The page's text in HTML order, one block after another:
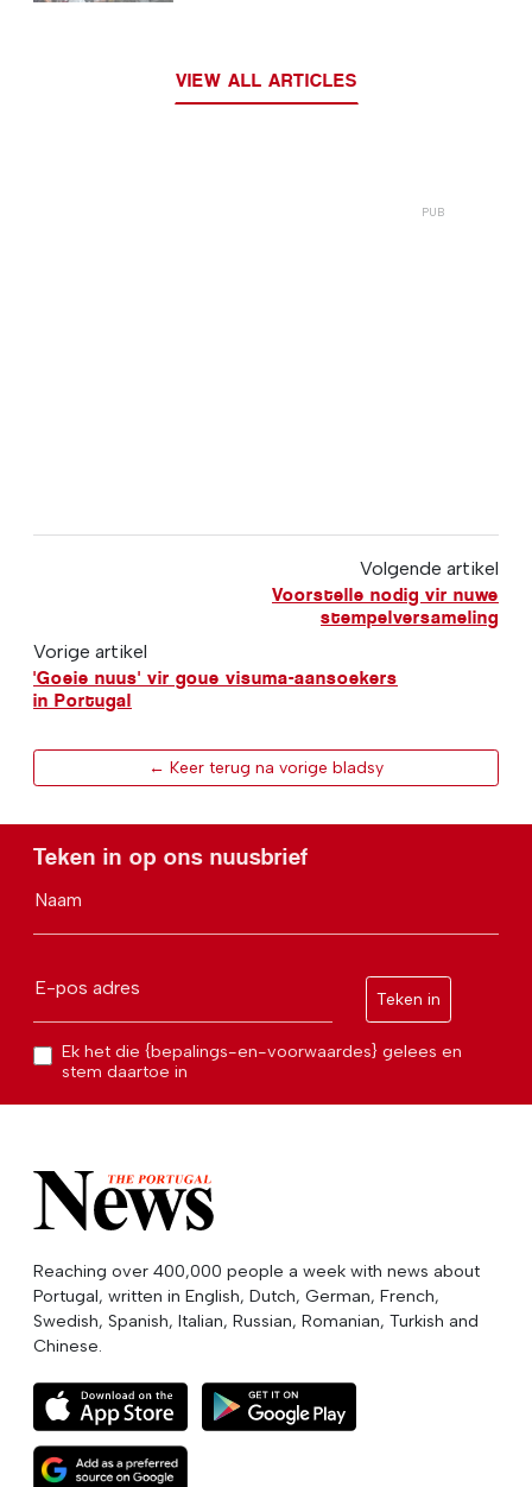
VIEW ALL ARTICLES
Volgende artikel
Voorstelle nodig vir nuwe
stempelversameling
Vorige artikel
'Goeie nuus' vir goue visuma-aansoekers
in Portugal
← Keer terug na vorige bladsy
Teken in op ons nuusbrief
Naam
E-pos adres
Teken in
Ek het die {bepalings-en-voorwaardes} gelees en
stem daartoe in
Reaching over 400,000 people a week with news about
Portugal, written in English, Dutch, German, French,
Swedish, Spanish, Italian, Russian, Romanian, Turkish and
Chinese.